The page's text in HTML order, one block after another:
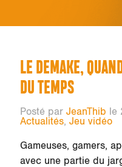
LE DEMAKE,
DU TEMPS
Posté par JeanThib le
Actualités, Jeu vidéo
Gameuses, gamers,
avec une partie du